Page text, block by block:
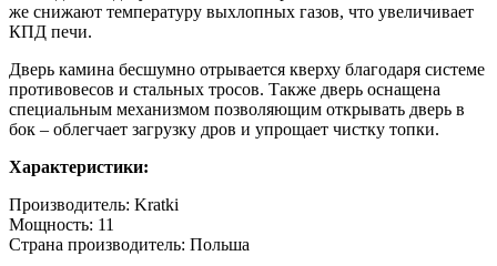
же снижают температуру выхлопных газов, что увеличивает
КПД печи.
Дверь камина бесшумно отрывается кверху благодаря системе
противовесов и стальных тросов. Также дверь оснащена
специальным механизмом позволяющим открывать дверь в
бок – облегчает загрузку дров и упрощает чистку топки.
Характеристики:
Производитель: Kratki
Мощность: 11
Страна производитель: Польша